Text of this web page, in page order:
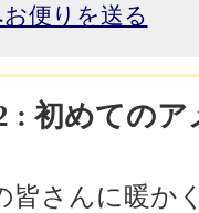
便りを送る
: 初めてのア
皆さんに暖か